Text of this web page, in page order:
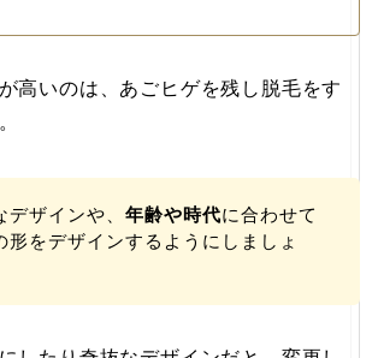
高いのは、あごヒゲを残し脱毛をす
デザインや、 年齢や時代に合わせて
形をデザインするようにしましょ